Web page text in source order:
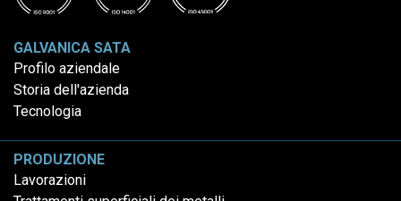
GALVANICA SATA
Profilo aziendale
Storia dell'azienda
Tecnologia
PRODUZIONE
Lavorazioni